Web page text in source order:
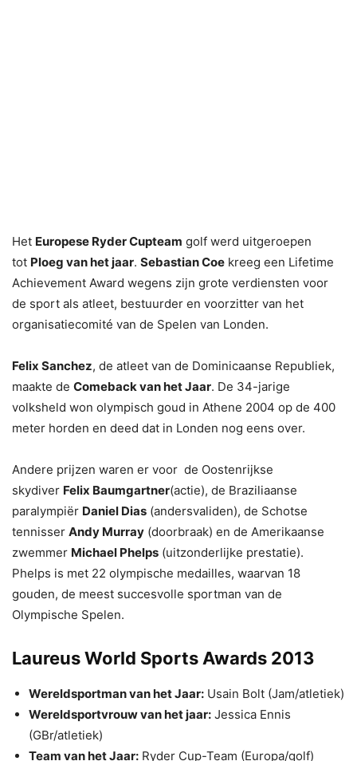
Het Europese Ryder Cupteam golf werd uitgeroepen
tot Ploeg van het jaar. Sebastian Coe kreeg een Lifetime
Achievement Award wegens zijn grote verdiensten voor
de sport als atleet, bestuurder en voorzitter van het
organisatiecomité van de Spelen van Londen.
Felix Sanchez, de atleet van de Dominicaanse Republiek,
maakte de Comeback van het Jaar. De 34-jarige
volksheld won olympisch goud in Athene 2004 op de 400
meter horden en deed dat in Londen nog eens over.
Andere prijzen waren er voor de Oostenrijkse
skydiver Felix Baumgartner(actie), de Braziliaanse
paralympiër Daniel Dias (andersvaliden), de Schotse
tennisser Andy Murray (doorbraak) en de Amerikaanse
zwemmer Michael Phelps (uitzonderlijke prestatie).
Phelps is met 22 olympische medailles, waarvan 18
gouden, de meest succesvolle sportman van de
Olympische Spelen.
Laureus World Sports Awards 2013
Wereldsportman van het Jaar: Usain Bolt (Jam/atletiek)
Wereldsportvrouw van het jaar: Jessica Ennis
(GBr/atletiek)
Team van het Jaar: Ryder Cup-Team (Europa/golf)